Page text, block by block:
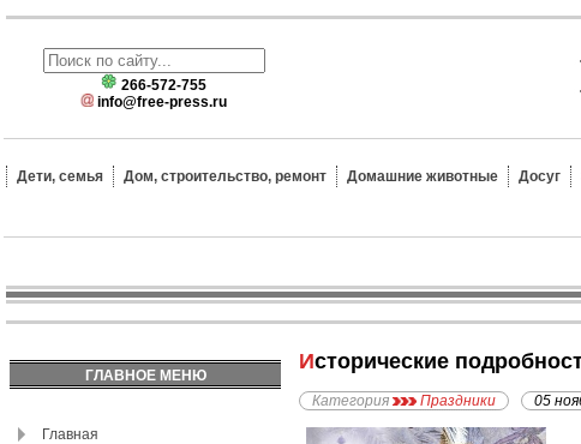
266-572-755
info@free-press.ru
Дети, семья Дом, строительство, ремонт Домашние животные Досуг
ГЛАВНОЕ МЕНЮ
Главная
Исторические
Категория Праздники 05